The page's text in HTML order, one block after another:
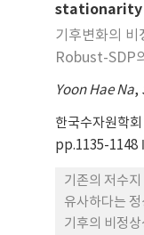
예비율 개념의
다. 현재 국내
급에 이용되는
이를 활용하지
에서는 안정적
으로 활용하는
수지 모의운
상용량과 용
수지 모의운
stationarity
기후변화의 비
Robust-SDP
Yoon Hae Na,
한국수자원학회
pp.1135-1148
기존의 저수
유사하다는
기후의 비정